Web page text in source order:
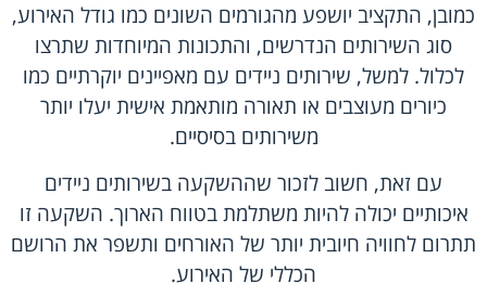
כמובן, התקציב יושפע מהגורמים השונים כמו גודל האירוע,
סוג השירותים הנדרשים, והתכונות המיוחדות שתרצו
לכלול. למשל, שירותים ניידים עם מאפיינים יוקרתיים כמו
כיורים מעוצבים או תאורה מותאמת אישית יעלו יותר
משירותים בסיסיים.
עם זאת, חשוב לזכור שההשקעה בשירותים ניידים
איכותיים יכולה להיות משתלמת בטווח הארוך. השקעה זו
תתרום לחוויה חיובית יותר של האורחים ותשפר את הרושם
הכללי של האירוע.